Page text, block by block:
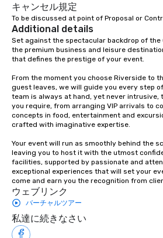
キャンセル規定
To be discussed at point of Proposal or
Additional details
Set against the spectacular backdrop of the
the premium business and leisure
that defines the prestige of your event.
From the moment you choose Riverside to
guest leaves, we will guide you every step
team is always at hand, yet never
you require, from arranging VIP arrivals to
concepts in food, entertainment and
crafted with imaginative expertise.
Your event will run as smoothly behind the
leaving you to host it with the utmost
facilities, supported by passionate and
exceptional experiences that will set your
come and earn you the recognition from
ウェブリンク
バーチャルツアー
私達に続きなさい